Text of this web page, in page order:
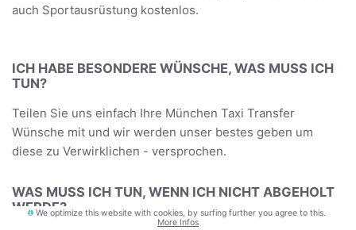
auch Sportausrüstung kostenlos.
ICH HABE BESONDERE WÜNSCHE, WAS MUSS ICH
TUN?
Teilen Sie uns einfach Ihre München Taxi Transfer
Wünsche mit und wir werden unser bestes geben um
diese zu Verwirklichen - versprochen.
WAS MUSS ICH TUN, WENN ICH NICHT ABGEHOLT
WERDE?
We optimize this website with cookies, by surfing further you agree to this.
More Infos